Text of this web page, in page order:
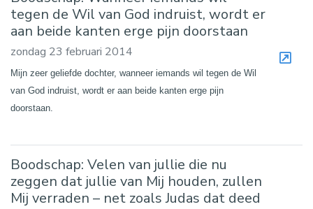
tegen de Wil van God indruist, wordt er
aan beide kanten erge pijn doorstaan
zondag 23 februari 2014
Mijn zeer geliefde dochter, wanneer iemands wil tegen de Wil
van God indruist, wordt er aan beide kanten erge pijn
doorstaan.
Boodschap: Velen van jullie die nu
zeggen dat jullie van Mij houden, zullen
Mij verraden – net zoals Judas dat deed